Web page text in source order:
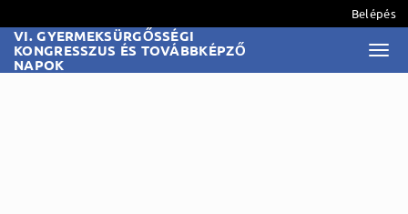
Belépés
VI. GYERMEKSÜRGŐSSÉGI
KONGRESSZUS ÉS TOVÁBBKÉPZŐ
NAPOK